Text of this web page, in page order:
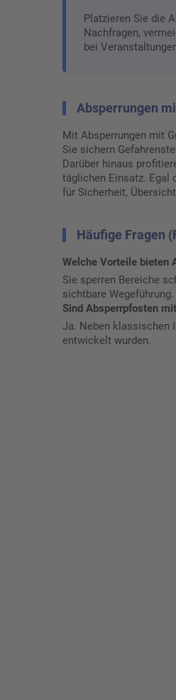
Platzieren Sie die
Nachfragen,
bei
Absperrungen
Mit Absperrungen mit
Sie sichern
Darüber hinaus
täglichen Einsatz. Egal
für Sicherheit,
Häufige Fragen
Welche Vorteile bieten
Sie sperren Bereiche
sichtbare Wegeführung.
Sind Absperrpfosten
Ja. Neben klassischen
entwickelt wurden.